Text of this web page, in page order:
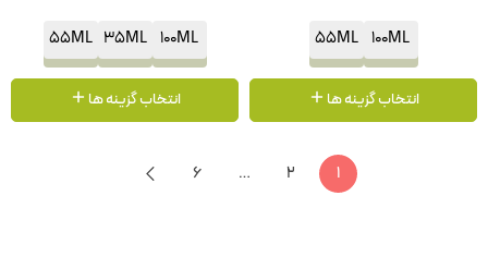
100ML
55ML
انتخاب گزینه ها
100ML
35ML
55ML
انتخاب گزینه ها
1
2
…
6